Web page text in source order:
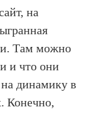
на
Там можно
и что они
динамику в
Конечно,